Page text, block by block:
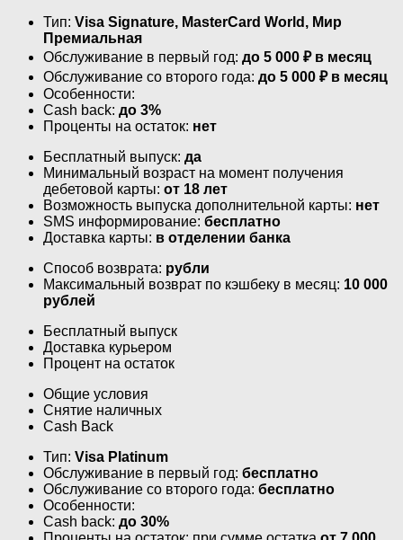
Тип: Visa Signature, MasterСard World, Мир
Премиальная
Обслуживание в первый год: до 5 000 ₽ в месяц
Обслуживание со второго года: до 5 000 ₽ в месяц
Особенности:
Cash back: до 3%
Проценты на остаток: нет
Бесплатный выпуск: да
Минимальный возраст на момент получения
дебетовой карты: от 18 лет
Возможность выпуска дополнительной карты: нет
SMS информирование: бесплатно
Доставка карты: в отделении банка
Способ возврата: рубли
Максимальный возврат по кэшбеку в месяц: 10 000
рублей
Бесплатный выпуск
Доставка курьером
Процент на остаток
Общие условия
Снятие наличных
Cash Back
Тип: Visa Platinum
Обслуживание в первый год: бесплатно
Обслуживание со второго года: бесплатно
Особенности:
Cash back: до 30%